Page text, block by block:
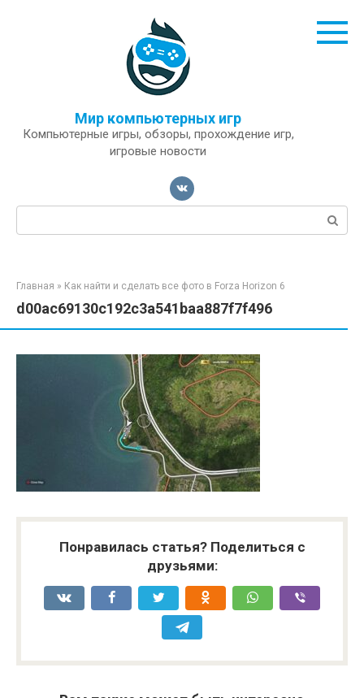
Мир компьютерных игр
Компьютерные игры, обзоры, прохождение игр,
игровые новости
Поиск:
Главная » Как найти и сделать все фото в Forza Horizon 6
d00ac69130c192c3a541baa887f7f496
Понравилась статья? Поделиться с
друзьями: